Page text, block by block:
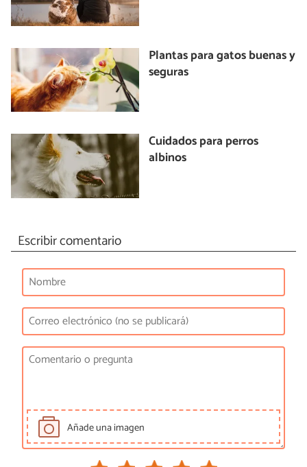
Plantas para gatos buenas y
seguras
Cuidados para perros
albinos
Escribir comentario
Añade una imagen